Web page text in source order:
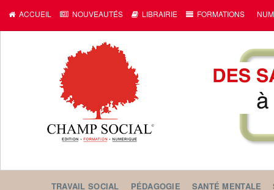
ACCUEIL NOUVEAUTÉS LIBRAIRIE FORMATIONS
TRAVAIL SOCIAL PÉDAGOGIE SANTÉ MENTALE